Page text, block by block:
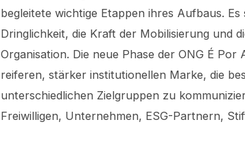
begleitete wichtige Etappen ihres Aufbaus.
Dringlichkeit, die Kraft der Mobilisierung und
Organisation. Die neue Phase der ONG É
reiferen, stärker institutionellen Marke, die
unterschiedlichen Zielgruppen zu
Freiwilligen, Unternehmen, ESG-Partnern,